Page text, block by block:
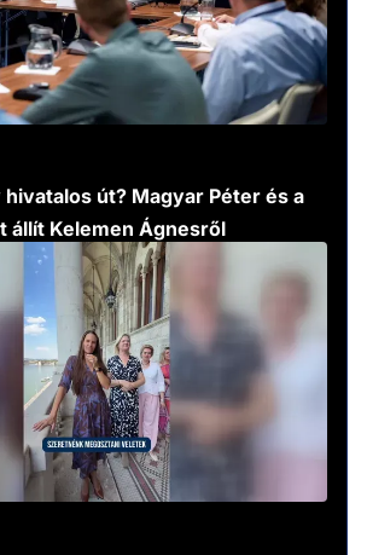
út? Magyar Péter és a
állít Kelemen Ágnesről